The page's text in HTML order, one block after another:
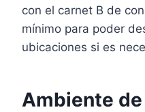
con el carnet B de
mínimo para poder
ubicaciones si es
Ambiente